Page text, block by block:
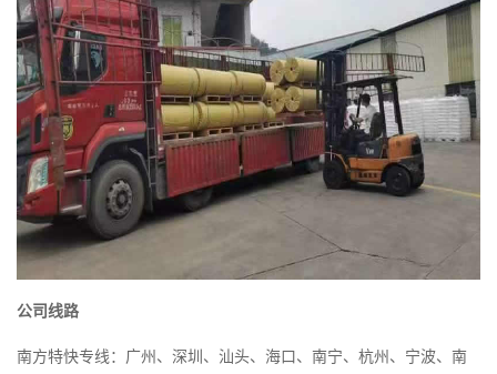
公司线路
南方特快专线：广州、深圳、汕头、海口、南宁、杭州、宁波、南